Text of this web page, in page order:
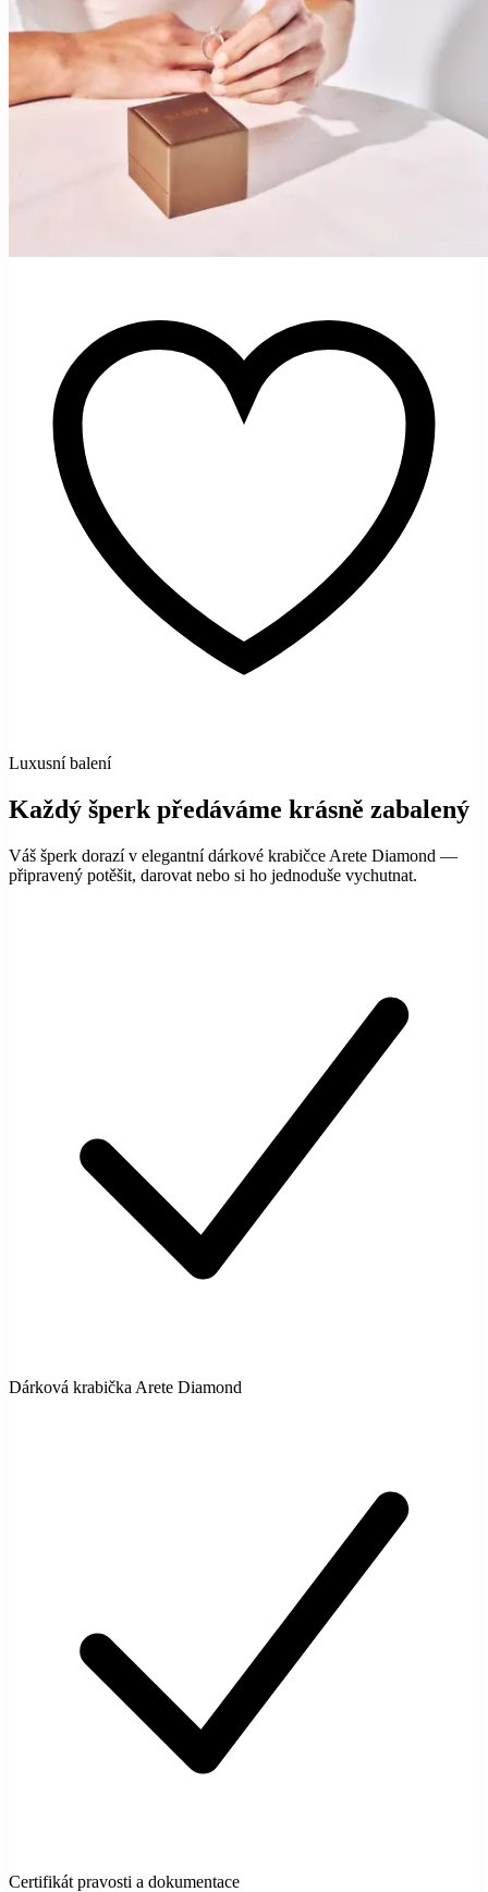
Luxusní balení
Každý šperk předáváme krásně zabalený
Váš šperk dorazí v elegantní dárkové krabičce Arete Diamond —
připravený potěšit, darovat nebo si ho jednoduše vychutnat.
Dárková krabička Arete Diamond
Certifikát pravosti a dokumentace